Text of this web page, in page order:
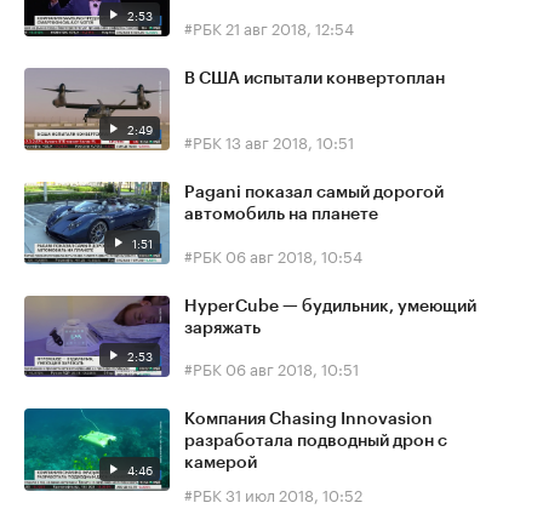
2:53 #РБК 21 авг 2018, 12:54
2:49
В США испытали конвертоплан
#РБК13 авг 2018, 10:51
1:51
Pagani показал самый дорогой
автомобиль на планете
#РБК 06 авг 2018, 10:54
2:53
HyperCube — будильник, умеющий
заряжать
#РБК 06 авг 2018, 10:51
4:46
Компания Chasing Innovasion
разработала подводный дрон с
камерой
#РБК31 июл 2018, 10:52